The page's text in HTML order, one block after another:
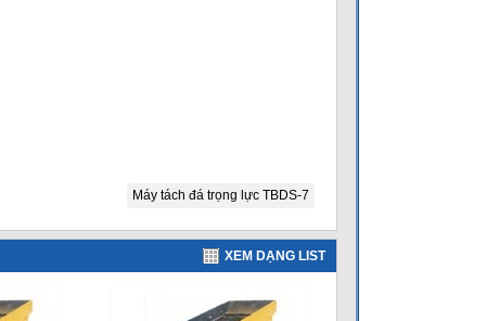
Máy tách đá trọng lực TBDS-7
XEM DẠNG LIST